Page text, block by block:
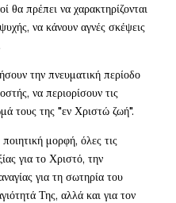
θα πρέπει να χαρακτηρίζονται
να κάνουν αγνές σκέψεις
την πνευματική περίοδο
να περιορίσουν τις
τους της "εν Χριστώ ζωή".
μορφή, όλες τις
για το Χριστό, την
για τη σωτηρία του
Της, αλλά και για τον